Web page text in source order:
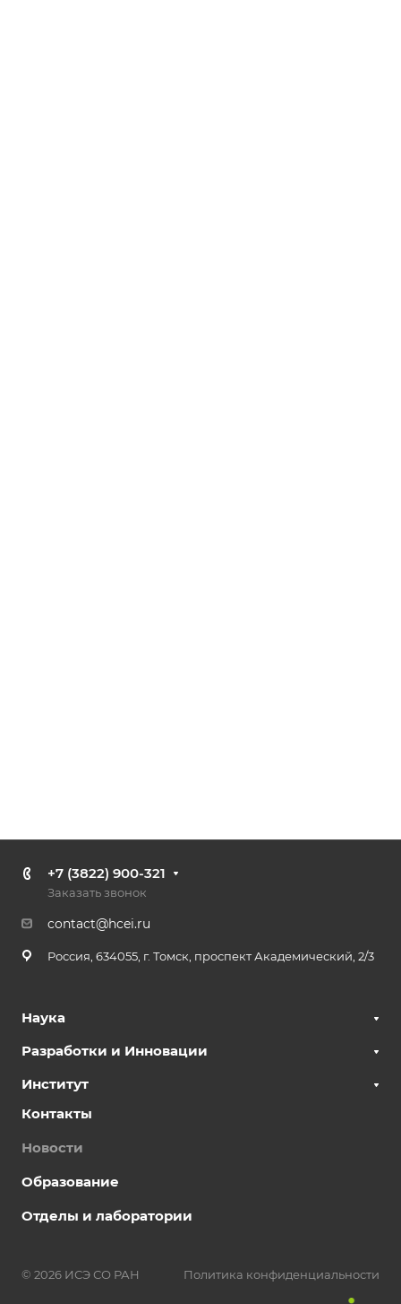
+7 (3822) 900-321
Заказать звонок
contact@hcei.ru
Россия, 634055, г. Томск, проспект Академический, 2/3
Наука
Разработки и Инновации
Институт
Контакты
Новости
Образование
Отделы и лаборатории
© 2026 ИСЭ СО РАН Политика конфиденциальности